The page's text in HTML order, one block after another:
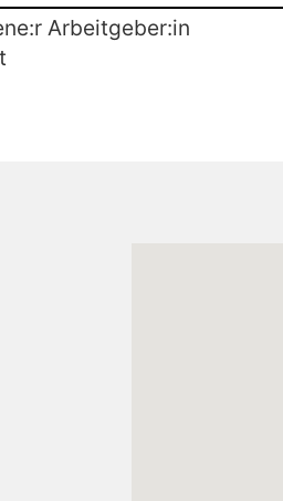
Arbeitgeber:in